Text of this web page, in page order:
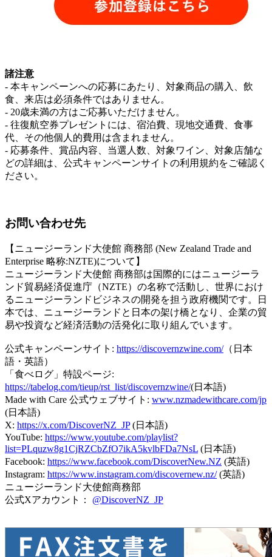
諸注意
- 本キャンペーンへの応募にあたり、対象商品の購入、飲
食、来店は必須条件ではありません。
- 20歳未満の方はご応募いただけません。
- 往復航空券プレゼントには、宿泊費、現地交通費、食事
代、その他個人的費用は含まれません。
- 応募条件、賞品内容、当選人数、対象ワイン、対象店舗な
どの詳細は、公式キャンペーンサイトの利用規約をご確認く
ださい。
お問い合わせ先
【ニュージーランド大使館 商務部 (New Zealand Trade and
Enterprise 略称:NZTE)について】
ニュージーランド大使館 商務部は国際的にはニュージーラ
ンド貿易経済促進庁（NZTE）の名称で活動し、世界におけ
るニュージーランドビジネスの開発を担う政府機関です。日
本では、ニュージーランドと日本の架け橋となり、企業の貿
易や投資など経済活動の活発化に取り組んでいます。
公式キャンペーンサイト: https://discovernzwine.com/（日本
語・英語）
「食べログ」特設ページ:
https://tabelog.com/tieup/rst_list/discovernzwine/(日本語)
Made with Care 公式ウェブサイト: www.nzmadewithcare.com/jp
(日本語)
X: https://x.com/DiscoverNZ_JP(日本語)
YouTube: https://www.youtube.com/playlist?
list=PLquzw8g1CjRZCbZfO7ikA5kvlbFDa7NsL (日本語)
Facebook: https://www.facebook.com/DiscoverNew.NZ (英語)
Instagram: https://www.instagram.com/discovernew.nz/(英語)
ニュージーランド大使館商務部
公式Xアカウント： @DiscoverNZ_JP